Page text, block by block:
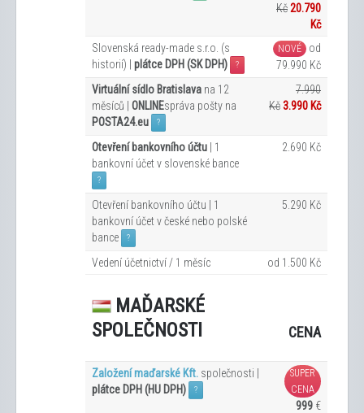
Kč20.790
Kč
Slovenská ready-made s.r.o. (s
historií) | plátce DPH (SK DPH) ?
NOVÉ
od
79.990 Kč
Virtuální sídlo Bratislava na 12
měsíců | ONLINEspráva pošty na
POSTA24.eu
?
7.990
Kč3.990 Kč
Otevření bankovního účtu | 1
bankovní účet v slovenské bance
?
2.690 Kč
Otevření bankovního účtu | 1
bankovní účet v české nebo polské
bance
?
5.290 Kč
Vedení účetnictví / 1 měsíc od 1.500 Kč
MAĎARSKÉ
SPOLEČNOSTI
CENA
Založení maďarské Kft. společnosti |
plátce DPH (HU DPH)
?
SUPER
CENA
999 €